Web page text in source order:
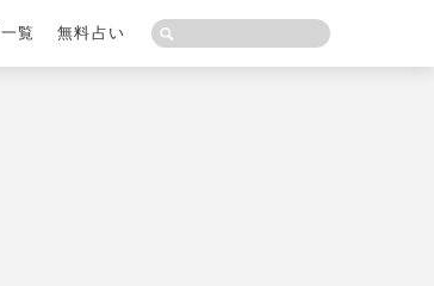
覧 無料占い